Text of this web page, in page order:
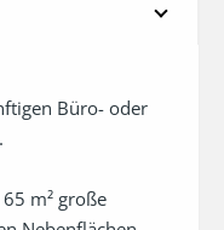
Büro- oder
m² große